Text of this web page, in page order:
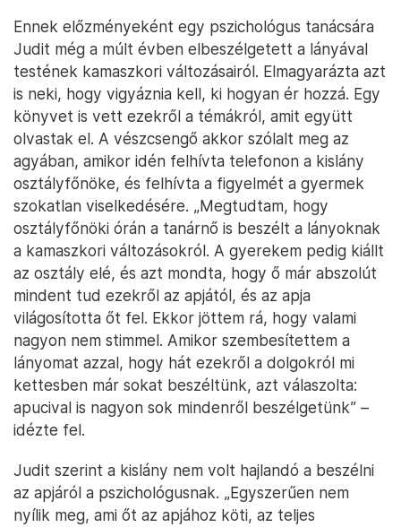
Ennek előzményeként egy pszichológus tanácsára
Judit még a múlt évben elbeszélgetett a lányával
testének kamaszkori változásairól. Elmagyarázta azt
is neki, hogy vigyáznia kell, ki hogyan ér hozzá. Egy
könyvet is vett ezekről a témákról, amit együtt
olvastak el. A vészcsengő akkor szólalt meg az
agyában, amikor idén felhívta telefonon a kislány
osztályfőnöke, és felhívta a figyelmét a gyermek
szokatlan viselkedésére. „Megtudtam, hogy
osztályfőnöki órán a tanárnő is beszélt a lányoknak
a kamaszkori változásokról. A gyerekem pedig kiállt
az osztály elé, és azt mondta, hogy ő már abszolút
mindent tud ezekről az apjától, és az apja
világosította őt fel. Ekkor jöttem rá, hogy valami
nagyon nem stimmel. Amikor szembesítettem a
lányomat azzal, hogy hát ezekről a dolgokról mi
kettesben már sokat beszéltünk, azt válaszolta:
apucival is nagyon sok mindenről beszélgetünk” –
idézte fel.
Judit szerint a kislány nem volt hajlandó a beszélni
az apjáról a pszichológusnak. „Egyszerűen nem
nyílik meg, ami őt az apjához köti, az teljes